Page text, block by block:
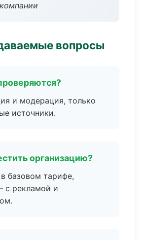
вопросы
и модерация, только
источники.
организацию?
базовом тарифе,
с рекламой и